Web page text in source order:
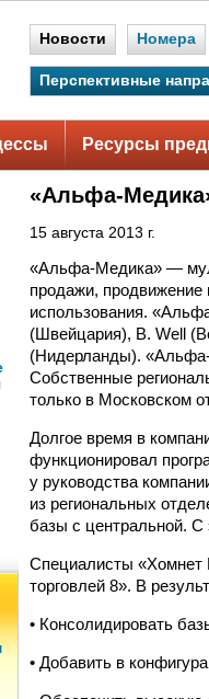
Новости Номера
Перспективные
Ресурсы
«Альфа-
15 августа 2013 г.
«Альфа-Медика» —
продажи,
использования.
(Швейцария), B. Well
(Нидерланды).
Собственные
только в Московском
Долгое время в
функционировал
у руководства
из региональных
базы с центральной. С
Специалисты «Хомнет
торговлей 8». В
• Консолидировать
• Добавить в